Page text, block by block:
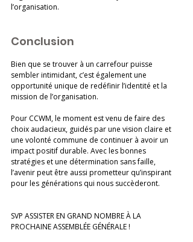
l’organisation.
Conclusion
Bien que se trouver à un carrefour puisse
sembler intimidant, c’est également une
opportunité unique de redéfinir l’identité et la
mission de l’organisation.
Pour CCWM, le moment est venu de faire des
choix audacieux, guidés par une vision claire et
une volonté commune de continuer à avoir un
impact positif durable. Avec les bonnes
stratégies et une détermination sans faille,
l’avenir peut être aussi prometteur qu’inspirant
pour les générations qui nous succèderont.
SVP ASSISTER EN GRAND NOMBRE À LA
PROCHAINE ASSEMBLÉE GÉNÉRALE !